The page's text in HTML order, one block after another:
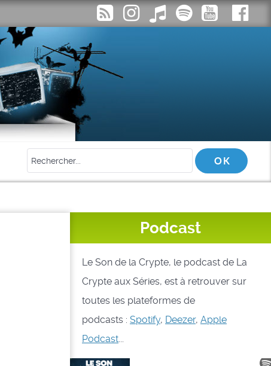
Podcast
Le Son de la Crypte, le podcast de La
Crypte aux Séries, est à retrouver sur
toutes les plateformes de
podcasts : Spotify, Deezer, Apple
Podcast...